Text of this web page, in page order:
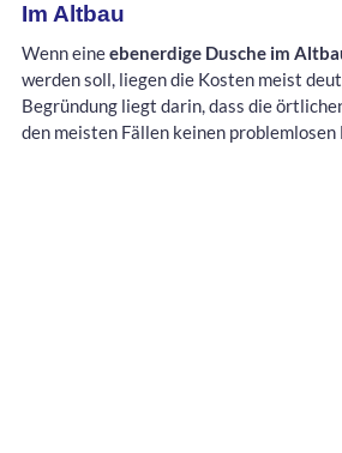
Im Altbau
Wenn eineebenerdige Dusche im
werden soll, liegen die Kosten meist
Begründung liegt darin, dass die
den meisten Fällen keinen problemlosen